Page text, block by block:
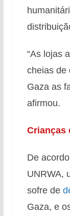
“As lojas
cheias de
Gaza as
afirmou.
Crianças
De
UNRWA,
sofre de
Gaza, e